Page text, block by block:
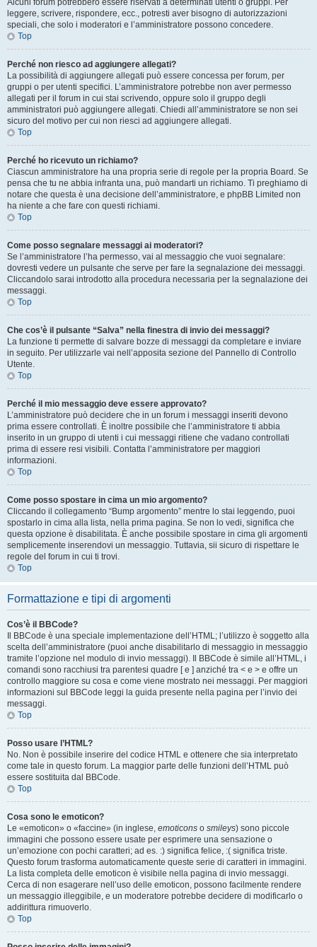
Alcuni forum potrebbero essere riservati a determinati utenti o gruppi. Per
leggere, scrivere, rispondere, ecc., potresti aver bisogno di autorizzazioni
speciali, che solo i moderatori e l’amministratore possono concedere.
Top
Perché non riesco ad aggiungere allegati?
La possibilità di aggiungere allegati può essere concessa per forum, per
gruppi o per utenti specifici. L’amministratore potrebbe non aver permesso
allegati per il forum in cui stai scrivendo, oppure solo il gruppo degli
amministratori può aggiungere allegati. Chiedi all’amministratore se non sei
sicuro del motivo per cui non riesci ad aggiungere allegati.
Top
Perché ho ricevuto un richiamo?
Ciascun amministratore ha una propria serie di regole per la propria Board. Se
pensa che tu ne abbia infranta una, può mandarti un richiamo. Ti preghiamo di
notare che questa è una decisione dell’amministratore, e phpBB Limited non
ha niente a che fare con questi richiami.
Top
Come posso segnalare messaggi ai moderatori?
Se l’amministratore l’ha permesso, vai al messaggio che vuoi segnalare:
dovresti vedere un pulsante che serve per fare la segnalazione dei messaggi.
Cliccandolo sarai introdotto alla procedura necessaria per la segnalazione dei
messaggi.
Top
Che cos’è il pulsante “Salva” nella finestra di invio dei messaggi?
La funzione ti permette di salvare bozze di messaggi da completare e inviare
in seguito. Per utilizzarle vai nell’apposita sezione del Pannello di Controllo
Utente.
Top
Perché il mio messaggio deve essere approvato?
L’amministratore può decidere che in un forum i messaggi inseriti devono
prima essere controllati. È inoltre possibile che l’amministratore ti abbia
inserito in un gruppo di utenti i cui messaggi ritiene che vadano controllati
prima di essere resi visibili. Contatta l’amministratore per maggiori
informazioni.
Top
Come posso spostare in cima un mio argomento?
Cliccando il collegamento “Bump argomento” mentre lo stai leggendo, puoi
spostarlo in cima alla lista, nella prima pagina. Se non lo vedi, significa che
questa opzione è disabilitata. È anche possibile spostare in cima gli argomenti
semplicemente inserendovi un messaggio. Tuttavia, sii sicuro di rispettare le
regole del forum in cui ti trovi.
Top
Formattazione e tipi di argomenti
Cos’è il BBCode?
Il BBCode è una speciale implementazione dell’HTML; l’utilizzo è soggetto alla
scelta dell’amministratore (puoi anche disabilitarlo di messaggio in messaggio
tramite l’opzione nel modulo di invio messaggi). Il BBCode è simile all’HTML, i
comandi sono racchiusi tra parentesi quadre [ e ] anziché tra < e > e offre un
controllo maggiore su cosa e come viene mostrato nei messaggi. Per maggiori
informazioni sul BBCode leggi la guida presente nella pagina per l’invio dei
messaggi.
Top
Posso usare l’HTML?
No. Non è possibile inserire del codice HTML e ottenere che sia interpretato
come tale in questo forum. La maggior parte delle funzioni dell’HTML può
essere sostituita dal BBCode.
Top
Cosa sono le emoticon?
Le «emoticon» o «faccine» (in inglese, emoticons o smileys) sono piccole
immagini che possono essere usate per esprimere una sensazione o
un’emozione con pochi caratteri; ad es. :) significa felice, :( significa triste.
Questo forum trasforma automaticamente queste serie di caratteri in immagini.
La lista completa delle emoticon è visibile nella pagina di invio messaggi.
Cerca di non esagerare nell’uso delle emoticon, possono facilmente rendere
un messaggio illeggibile, e un moderatore potrebbe decidere di modificarlo o
addirittura rimuoverlo.
Top